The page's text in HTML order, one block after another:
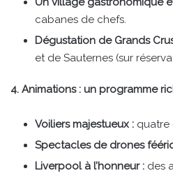
cabanes de chefs.
Dégustation de Grands
et de Sauternes (sur
4. Animations : un programme
Voiliers majestueux : quatre
Spectacles de drones
Liverpool à l’honneur : des